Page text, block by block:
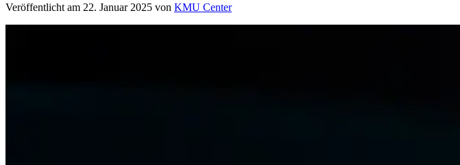
Veröffentlicht am 22. Januar 2025 von KMU Center